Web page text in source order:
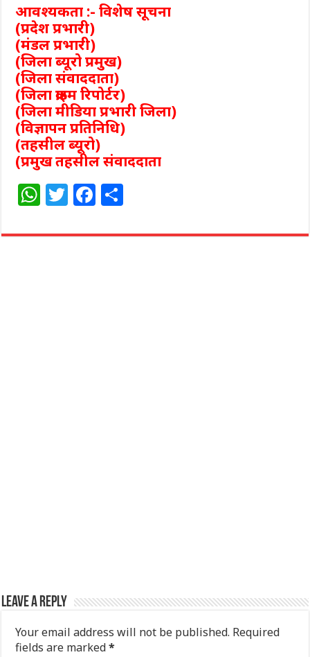
आवश्यकता :- विशेष सूचना
(प्रदेश प्रभारी)
(मंडल प्रभारी)
(जिला ब्यूरो प्रमुख)
(जिला संवाददाता)
(जिला क्राइम रिपोर्टर)
(जिला मीडिया प्रभारी जिला)
(विज्ञापन प्रतिनिधि)
(तहसील ब्यूरो)
(प्रमुख तहसील संवाददाता
W
at
T
itt
F
c ar
Leave a Reply
Your email address will not be published. Required
fields are marked*